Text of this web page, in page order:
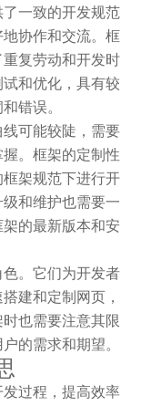
一致的开发规范
协作和交流。框
复劳动和开发时
和优化，具有较
错误。
可能较陡，需要
。框架的定制性
架规范下进行开
和维护也需要一
的最新版本和安
。它们为开发者
建和定制网页，
也需要注意其限
的需求和期望。
过程，提高效率